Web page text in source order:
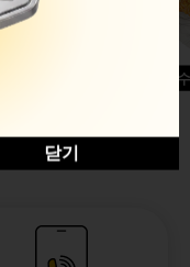
허니옥
닫기